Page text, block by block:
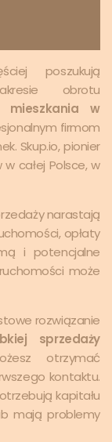
poszukują
obrotu
mieszkania w
firmom
Skup.io, pionier
całej Polsce, w
narastają
opłaty
i potencjalne
może
rozwiązanie
sprzedaży
otrzymać
kontaktu.
kapitału
mają problemy